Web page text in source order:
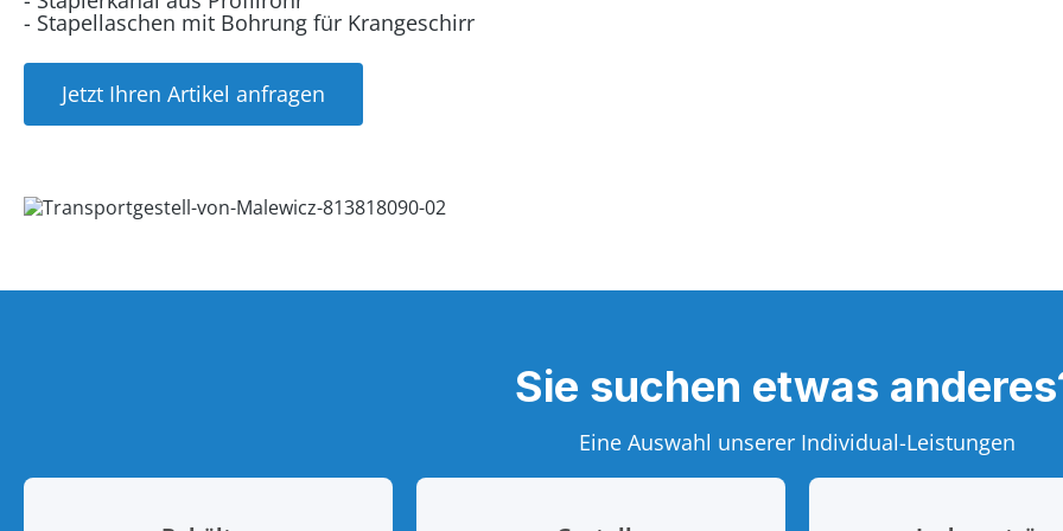
- Stapellaschen mit Bohrung für Krangeschirr
Jetzt Ihren Artikel anfragen
Sie suchen etwas
Eine Auswahl unserer Individual-Leistungen